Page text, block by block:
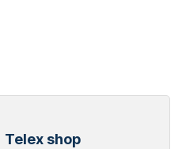
Telex shop